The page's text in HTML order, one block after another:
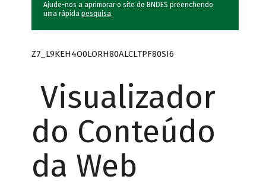
Ajude-nos a aprimorar o site do BNDES preenchendo
uma rápida pesquisa.
Z7_L9KEH4O0LORH80ALCLTPF80SI6
Visualizador
do Conteúdo
da Web